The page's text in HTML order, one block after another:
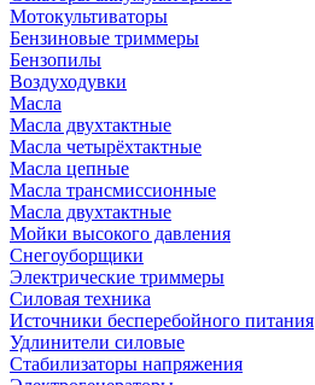
Мотокультиваторы
Бензиновые триммеры
Бензопилы
Воздуходувки
Масла
Масла двухтактные
Масла четырёхтактные
Масла цепные
Масла трансмиссионные
Масла двухтактные
Мойки высокого давления
Снегоуборщики
Электрические триммеры
Силовая техника
Источники бесперебойного питания
Удлинители силовые
Стабилизаторы напряжения